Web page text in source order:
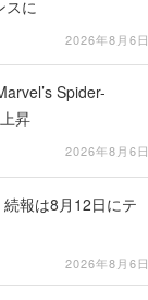
スに
2026年8月6日
Spider-
昇
2026年8月6日
報は8月12日にテ
2026年8月6日